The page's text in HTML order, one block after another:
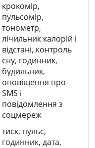
крокомір,
пульсомір,
тонометр,
лічильник калорій і
відстані, контроль
сну, годинник,
будильник,
оповіщення про
SMS і
повідомлення з
соцмереж
тиск, пульс,
годинник, дата,